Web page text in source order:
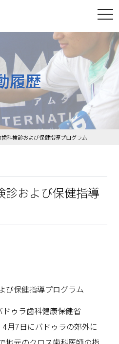
履歴
歯科検診および保健指導プログラム
診および保健指導
び保健指導プログラム
ゥラ歯科健康保健省
4月7日にバドゥラの郊外に